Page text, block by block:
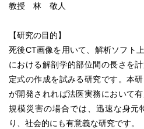
教授 林 敬人
【研究の目的】
死後CT画像を用いて、解析ソフト
における解剖学的部位間の長さを
定式の作成を試みる研究です。本
が開発されれば法医実務において
規模災害の場合では、迅速な身元
り、社会的にも有意義な研究です。